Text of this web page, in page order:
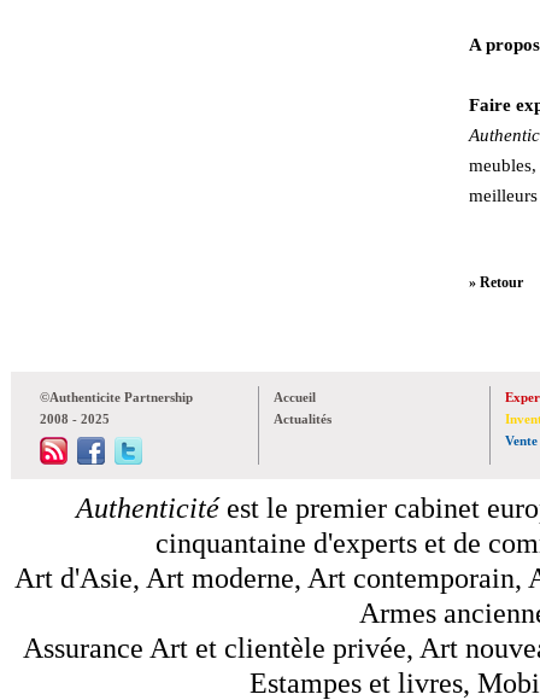
A
Faire
» Retour
©Authenticite Partnership
2008 - 2025
Accueil
Actualités
Vente
Authenticitéest le premier cabinet
cinquantaine d'experts et de
Art d'Asie, Art moderne, Art contemporain,
Armes
Assurance Art et clientèle privée, Art
Estampes et livres,